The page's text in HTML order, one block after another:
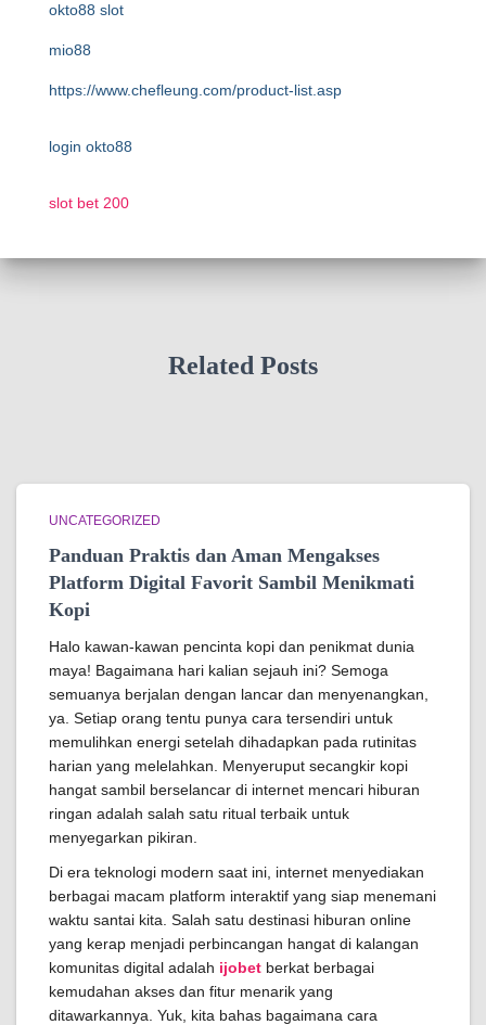
okto88 slot
mio88
https://www.chefleung.com/product-list.asp
login okto88
slot bet 200
Related Posts
UNCATEGORIZED
Panduan Praktis dan Aman Mengakses
Platform Digital Favorit Sambil Menikmati
Kopi
Halo kawan-kawan pencinta kopi dan penikmat dunia
maya! Bagaimana hari kalian sejauh ini? Semoga
semuanya berjalan dengan lancar dan menyenangkan,
ya. Setiap orang tentu punya cara tersendiri untuk
memulihkan energi setelah dihadapkan pada rutinitas
harian yang melelahkan. Menyeruput secangkir kopi
hangat sambil berselancar di internet mencari hiburan
ringan adalah salah satu ritual terbaik untuk
menyegarkan pikiran.
Di era teknologi modern saat ini, internet menyediakan
berbagai macam platform interaktif yang siap menemani
waktu santai kita. Salah satu destinasi hiburan online
yang kerap menjadi perbincangan hangat di kalangan
komunitas digital adalah ijobet berkat berbagai
kemudahan akses dan fitur menarik yang
ditawarkannya. Yuk, kita bahas bagaimana cara